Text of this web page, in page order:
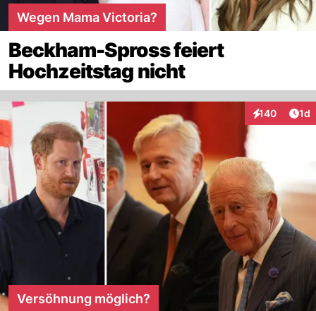
Wegen Mama Victoria?
Beckham-Spross feiert
Hochzeitstag nicht
140
Interaktionen
1d
Versöhnung möglich?